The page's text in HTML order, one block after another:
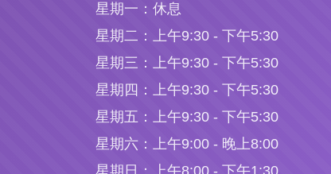
星期一： 休息
星期二： 上午9:30 - 下午5:30
星期三： 上午9:30 - 下午5:30
星期四： 上午9:30 - 下午5:30
星期五： 上午9:30 - 下午5:30
星期六： 上午9:00 - 晚上8:00